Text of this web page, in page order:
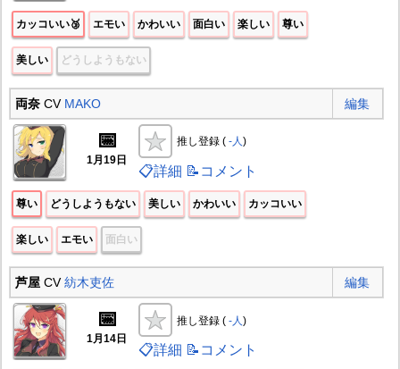
カッコいい🥉 エモい かわいい 面白い 楽しい 尊い
美しい どうしようもない
両奈CV MAKO 編集
📅
1月19日
推し登録 ( -人)
📋詳細 📝コメント
尊い どうしようもない 美しい かわいい カッコいい
楽しい エモい 面白い
芦屋CV紡木吏佐 編集
📅
1月14日
推し登録 ( -人 )
📋詳細 📝コメント